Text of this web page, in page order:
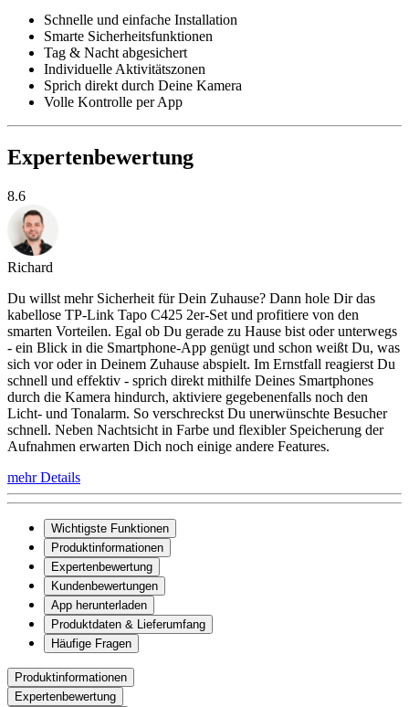
Schnelle und einfache Installation
Smarte Sicherheitsfunktionen
Tag & Nacht abgesichert
Individuelle Aktivitätszonen
Sprich direkt durch Deine Kamera
Volle Kontrolle per App
Expertenbewertung
8.6
Richard
Du willst mehr Sicherheit für Dein Zuhause? Dann hole Dir das
kabellose TP-Link Tapo C425 2er-Set und profitiere von den
smarten Vorteilen. Egal ob Du gerade zu Hause bist oder unterwegs
- ein Blick in die Smartphone-App genügt und schon weißt Du, was
sich vor oder in Deinem Zuhause abspielt. Im Ernstfall reagierst Du
schnell und effektiv - sprich direkt mithilfe Deines Smartphones
durch die Kamera hindurch, aktiviere gegebenenfalls noch den
Licht- und Tonalarm. So verschreckst Du unerwünschte Besucher
schnell. Neben Nachtsicht in Farbe und flexibler Speicherung der
Aufnahmen erwarten Dich noch einige andere Features.
mehr Details
Wichtigste Funktionen
Produktinformationen
Expertenbewertung
Kundenbewertungen
App herunterladen
Produktdaten & Lieferumfang
Häufige Fragen
Produktinformationen
Expertenbewertung